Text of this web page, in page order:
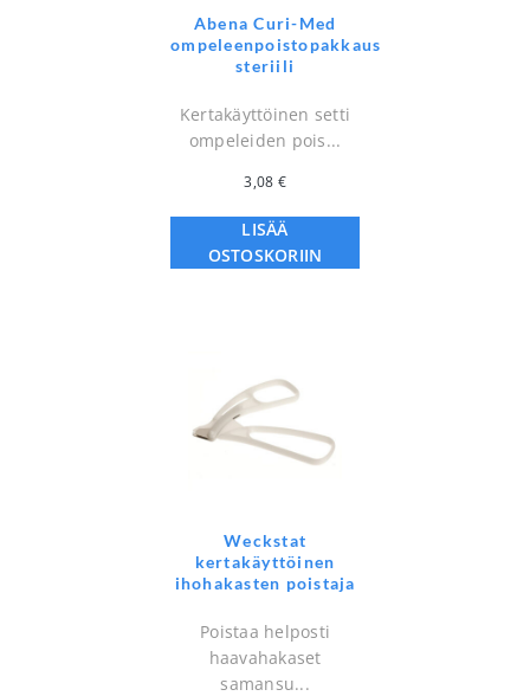
Abena Curi-Med
ompeleenpoistopakkaus
steriili
Kertakäyttöinen setti
ompeleiden pois...
3,08 €
LISÄÄ
OSTOSKORIIN
Weckstat
kertakäyttöinen
ihohakasten poistaja
Poistaa helposti
haavahakaset
samansu...